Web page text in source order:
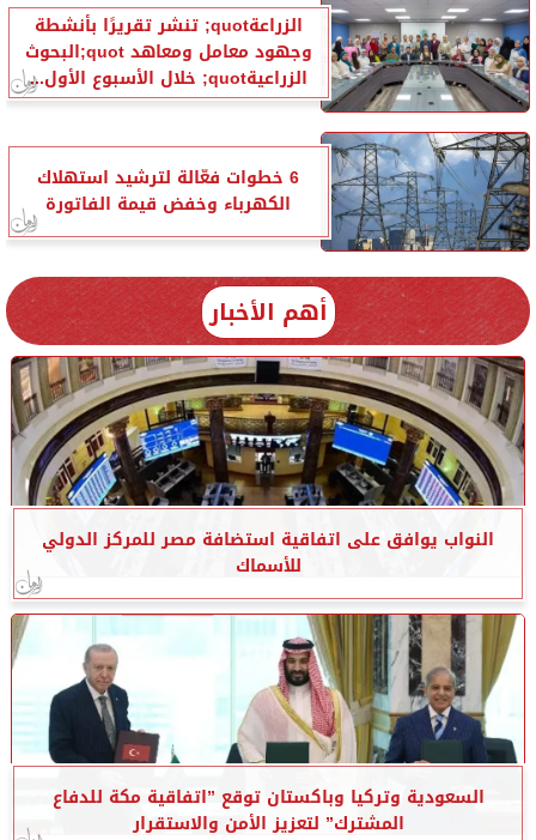
الزراعةquot; تنشر تقريرًا بأنشطة
وجهود معامل ومعاهد quot;البحوث
الزراعيةquot; خلال الأسبوع الأول...
6 خطوات فعّالة لترشيد استهلاك
الكهرباء وخفض قيمة الفاتورة
أهم الأخبار
النواب يوافق على اتفاقية استضافة مصر للمركز الدولي
للأسماك
السعودية وتركيا وباكستان توقع ”اتفاقية مكة للدفاع
المشترك” لتعزيز الأمن والاستقرار